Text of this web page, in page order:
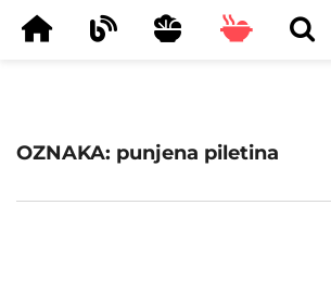
OZNAKA: punjena piletina